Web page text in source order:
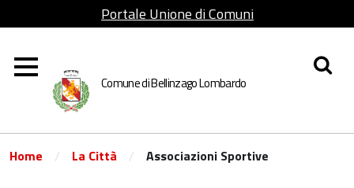
Portale Unione di Comuni
Comune di Bellinzago Lombardo
Home / La Città / Associazioni Sportive